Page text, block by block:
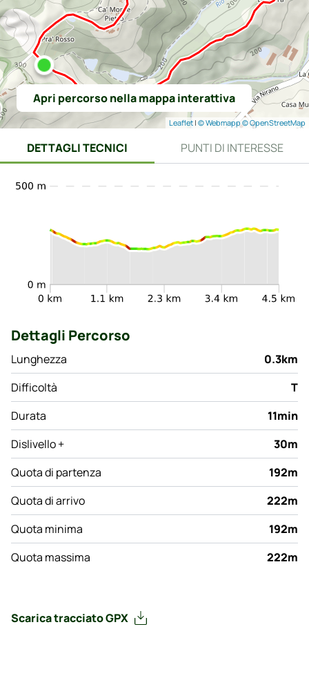
Apri percorso nella mappa interattiva
Leaflet | © Webmapp© OpenStreetMap
DETTAGLI TECNICI PUNTI DI INTERESSE
Dettagli Percorso
Lunghezza
0.3km
Difficoltà
T
Durata
11min
Dislivello +
30m
Quota di partenza
192m
Quota di arrivo
222m
Quota minima
192m
Quota massima
222m
Scarica tracciato GPX